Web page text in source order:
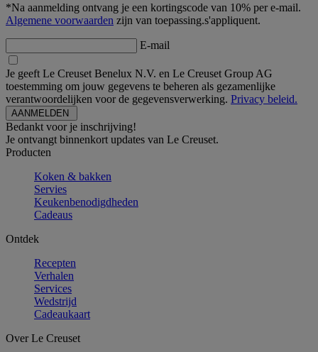
*Na aanmelding ontvang je een kortingscode van 10% per e-mail.
Algemene voorwaarden zijn van toepassing.s'appliquent.
E-mail
Je geeft Le Creuset Benelux N.V. en Le Creuset Group AG
toestemming om jouw gegevens te beheren als gezamenlijke
verantwoordelijken voor de gegevensverwerking. Privacy beleid.
Bedankt voor je inschrijving!
Je ontvangt binnenkort updates van Le Creuset.
Producten
Koken & bakken
Servies
Keukenbenodigdheden
Cadeaus
Ontdek
Recepten
Verhalen
Services
Wedstrijd
Cadeaukaart
Over Le Creuset